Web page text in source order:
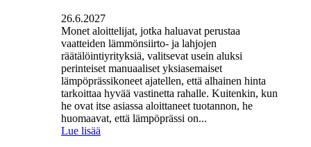
26.6.2027
Monet aloittelijat, jotka haluavat perustaa
vaatteiden lämmönsiirto- ja lahjojen
räätälöintiyrityksiä, valitsevat usein aluksi
perinteiset manuaaliset yksiasemaiset
lämpöprässikoneet ajatellen, että alhainen hinta
tarkoittaa hyvää vastinetta rahalle. Kuitenkin, kun
he ovat itse asiassa aloittaneet tuotannon, he
huomaavat, että lämpöprässi on...
Lue lisää